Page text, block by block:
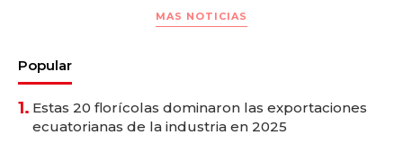
MAS NOTICIAS
Popular
1. Estas 20 florícolas dominaron las exportaciones
ecuatorianas de la industria en 2025